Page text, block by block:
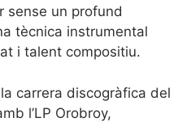
sense un profund
tècnica instrumental
i talent compositiu.
carrera discogràfica del
l’LP Orobroy,